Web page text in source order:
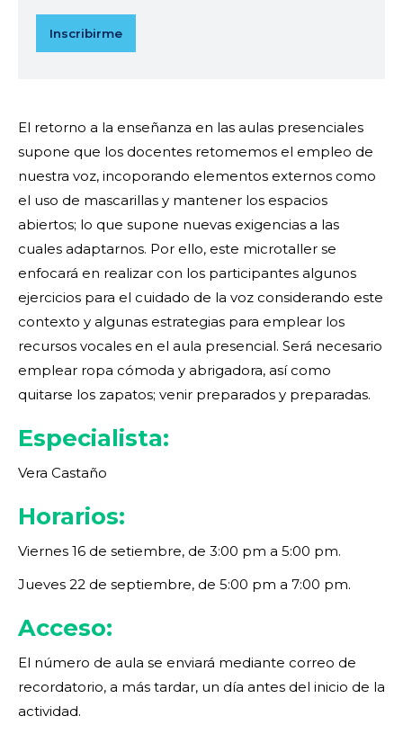
Inscribirme
El retorno a la enseñanza en las aulas presenciales
supone que los docentes retomemos el empleo de
nuestra voz, incoporando elementos externos como
el uso de mascarillas y mantener los espacios
abiertos; lo que supone nuevas exigencias a las
cuales adaptarnos. Por ello, este microtaller se
enfocará en realizar con los participantes algunos
ejercicios para el cuidado de la voz considerando este
contexto y algunas estrategias para emplear los
recursos vocales en el aula presencial. Será necesario
emplear ropa cómoda y abrigadora, así como
quitarse los zapatos; venir preparados y preparadas.
Especialista:
Vera Castaño
Horarios:
Viernes 16 de setiembre, de 3:00 pm a 5:00 pm.
Jueves 22 de septiembre, de 5:00 pm a 7:00 pm.
Acceso:
El número de aula se enviará mediante correo de
recordatorio, a más tardar, un día antes del inicio de la
actividad.